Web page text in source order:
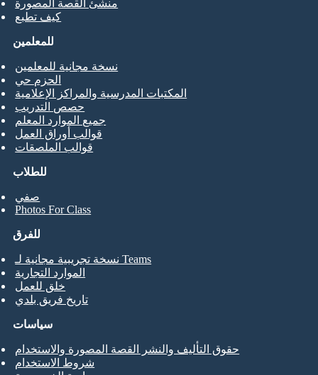
منشئ القصة المصورة
كيف تطبع
للطلاب
صفي
Photos For Class
للمعلمين
نسخة مجانية للمعلمين
الحزم حي
المكتبات المدرسية والمراكز الإعلامية
حصص التدريب
جميع الموارد المعلم
قوالب أوراق العمل
قوالب الملصقات
للفرق
نسخة تجريبية مجانية لـ Teams
الموارد التجارية
خلق للعمل
تاريخ فريق بلدي
سياسات
حقوق التأليف والنشر القصة المصورة والاستخدام
شروط الاستخدام